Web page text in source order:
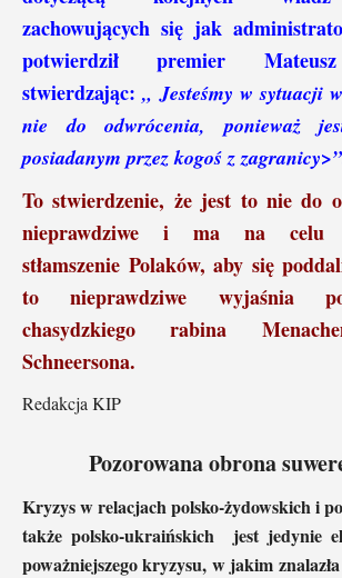
zachowujących się jak
potwierdził premier
stwierdzając:„ Jesteśmy w sytuacji
nie do odwrócenia, ponieważ
posiadanym przez kogoś z
To stwierdzenie, że jest to nie do
nieprawdziwe i ma na celu
stłamszenie Polaków, aby się
to nieprawdziwe wyjaśnia
chasydzkiego rabina
Schneersona.
Redakcja KIP
Pozorowana obrona
Kryzys w relacjach polsko-żydowskich i
także polsko-ukraińskich jest jedynie
poważniejszego kryzysu, w jakim